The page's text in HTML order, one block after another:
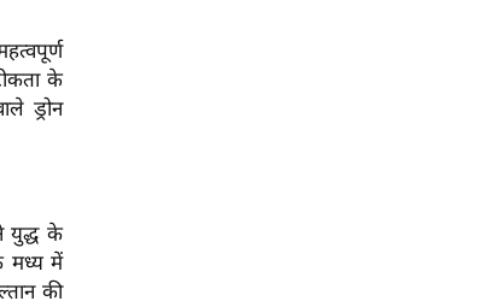
के
ड्रोन
युद्ध के
मध्य में
की